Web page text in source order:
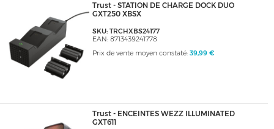
Trust - STATION DE CHARGE DOCK DUO
GXT250 XBSX
SKU: TRCHXBS24177
EAN: 8713439241778
Prix de vente moyen constaté: 39,99 €
Trust - ENCEINTES WEZZ ILLUMINATED
GXT611